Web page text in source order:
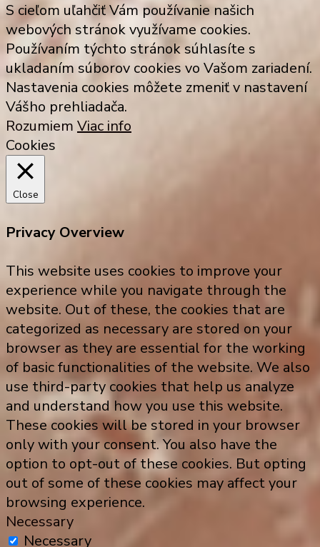
S cieľom uľahčiť Vám používanie našich
webových stránok využívame cookies.
Používaním týchto stránok súhlasíte s
ukladaním súborov cookies vo Vašom zariadení.
Nastavenia cookies môžete zmeniť v nastavení
Vášho prehliadača.
Rozumiem Viac info
Cookies
Close
Privacy Overview
This website uses cookies to improve your
experience while you navigate through the
website. Out of these, the cookies that are
categorized as necessary are stored on your
browser as they are essential for the working
of basic functionalities of the website. We also
use third-party cookies that help us analyze
and understand how you use this website.
These cookies will be stored in your browser
only with your consent. You also have the
option to opt-out of these cookies. But opting
out of some of these cookies may affect your
browsing experience.
Necessary
Necessary